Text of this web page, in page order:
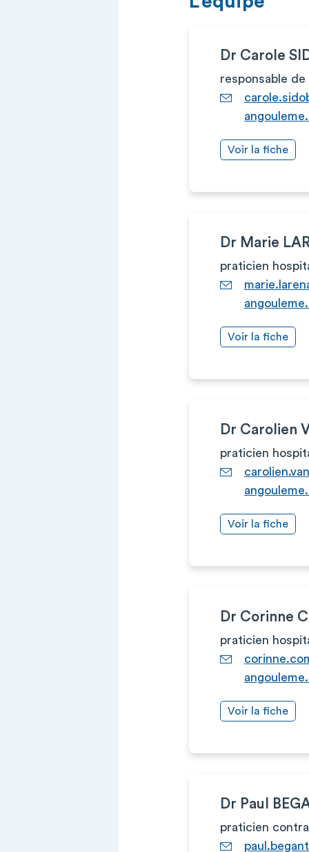
Dr Carole
responsable
Voir la fiche
Dr Marie
praticien
Voir la fiche
Dr Carolien
praticien
Voir la fiche
Dr Corinne
praticien
Voir la fiche
Dr Paul
praticien